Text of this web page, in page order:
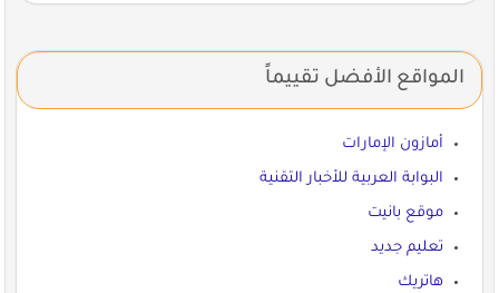
المواقع الأفضل تقييماً
أمازون الإمارات
البوابة العربية للأخبار التقنية
موقع بانيت
تعليم جديد
هاتريك